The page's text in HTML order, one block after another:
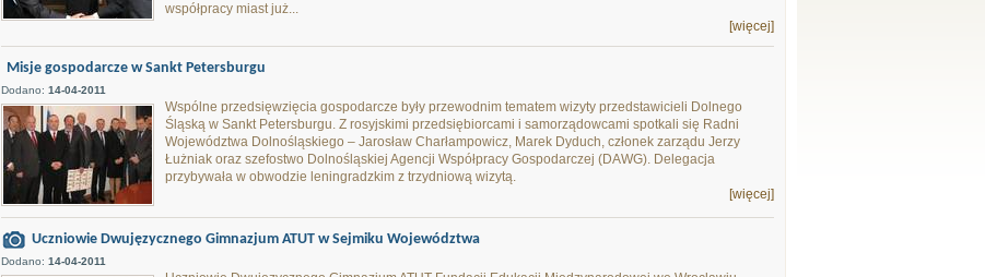
współpracy miast już...
[więcej]
Misje gospodarcze w Sankt Petersburgu
Dodano: 14-04-2011
Wspólne przedsięwzięcia gospodarcze były przewodnim tematem wizyty przedstawicieli Dolnego
Śląską w Sankt Petersburgu. Z rosyjskimi przedsiębiorcami i samorządowcami spotkali się Radni
Województwa Dolnośląskiego – Jarosław Charłampowicz, Marek Dyduch, członek zarządu Jerzy
Łużniak oraz szefostwo Dolnośląskiej Agencji Współpracy Gospodarczej (DAWG). Delegacja
przybywała w obwodzie leningradzkim z trzydniową wizytą.
[więcej]
Uczniowie Dwujęzycznego Gimnazjum ATUT w Sejmiku Województwa
Dodano: 14-04-2011